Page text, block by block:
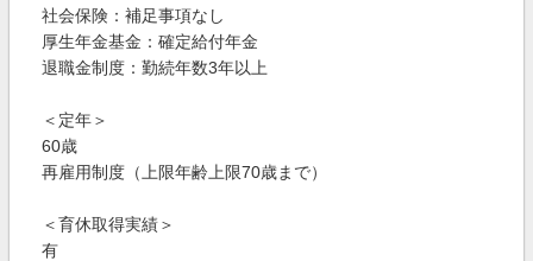
社会保険：補足事項なし
厚生年金基金：確定給付年金
退職金制度：勤続年数3年以上
＜定年＞
60歳
再雇用制度（上限年齢上限70歳まで）
＜育休取得実績＞
有